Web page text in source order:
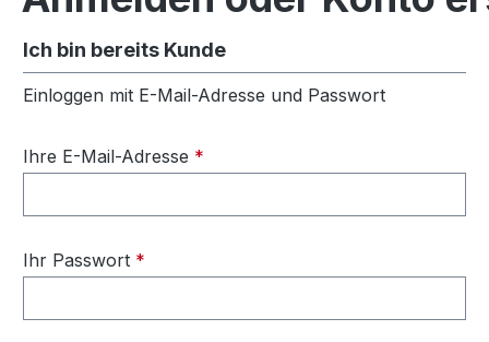
Ich bin bereits Kunde
Einloggen mit E-Mail-Adresse und Passwort
Ihre E-Mail-Adresse *
Ihr Passwort *